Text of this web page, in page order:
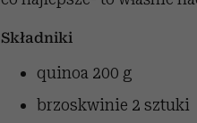
Składniki
quinoa 200 g
brzoskwinie 2 sztuki